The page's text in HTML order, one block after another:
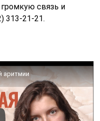
связь и
313-21-21.
аритмии